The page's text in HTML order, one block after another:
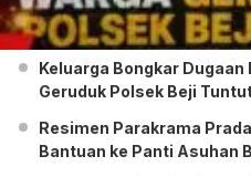
Keluarga Bongkar
Geruduk Polsek Beji
Resimen Parakrama
Bantuan ke Panti Asuhan